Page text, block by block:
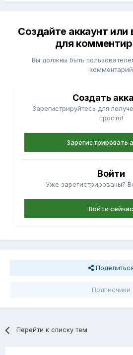
Создайте аккаунт или
для
Вы должны быть
комментарий
Создать
Зарегистрируйтесь для
просто!
Зарегистрировать
Войти
Уже зарегистрированы?
Войти сейчас
Поделиться
Подписчики
Перейти к списку тем